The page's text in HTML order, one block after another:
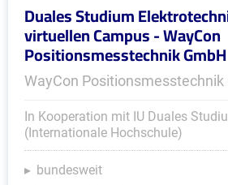
Duales Studium
virtuellen Campus - WayCon
Positionsmesstechnik GmbH
WayCon Positionsmesstechnik
In Kooperation mit IU Duales
(Internationale Hochschule)
bundesweit